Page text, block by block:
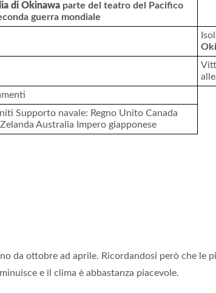
di Okinawa parte del teatro del Pacifico
guerra mondiale
Supporto navale: Regno Unito Canada
Australia Impero giapponese
da ottobre ad aprile. Ricordandosi però che le
e il clima è abbastanza piacevole.